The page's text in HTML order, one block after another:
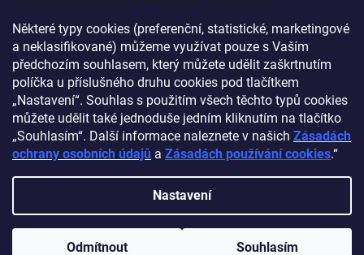
Některé typy cookies (preferenční, statistické, marketingové
a neklasifikované) můžeme využívat pouze s Vaším
předchozím souhlasem, který můžete udělit zaškrtnutím
políčka u příslušného druhu cookies pod tlačítkem
„Nastavení“. Souhlas s použitím všech těchto typů cookies
můžete udělit také jednoduše jedním kliknutím na tlačítko
„Souhlasím“. Další informace naleznete v našich Zásadách
ochrany osobních údajů a Zásadách používání cookies.“
Nastavení
Odmítnout Souhlasím
Nelíbí se mi
Počet hlasů:340
Myprovas.cz Obchodnawebu.cz
Vytvořil Shoptet
Copyright 2026Obchodnawebu . Všechna práva vyhrazena.